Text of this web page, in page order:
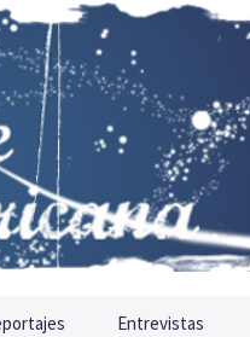
Entrevistas